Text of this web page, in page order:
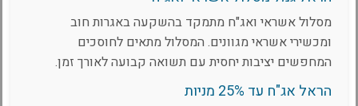
מסלול אשראי ואג"ח מתמקד בהשקעה באגרות חוב
ומכשירי אשראי מגוונים. המסלול מתאים לחוסכים
המחפשים יציבות יחסית עם תשואה קבועה לאורך זמן.
הראל אג"ח עד 25% מניות